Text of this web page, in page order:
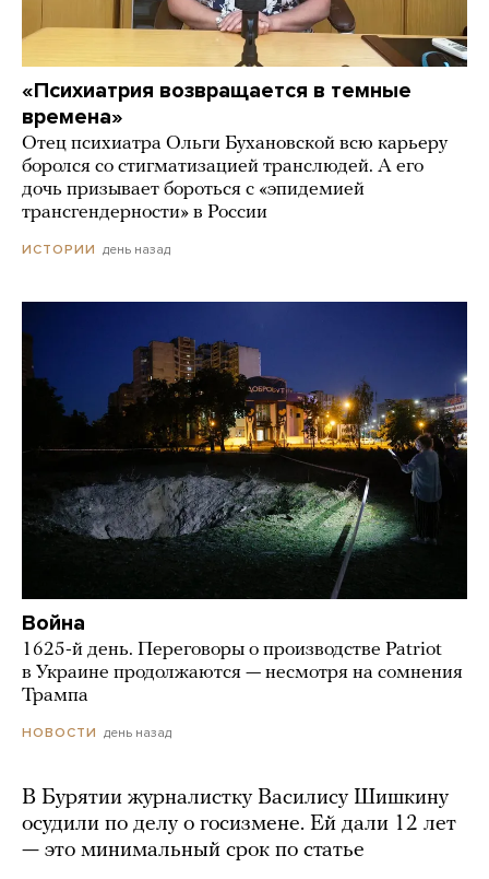
«Психиатрия возвращается в темные
времена»
Отец психиатра Ольги Бухановской всю карьеру
боролся со стигматизацией транслюдей. А его
дочь призывает бороться с «эпидемией
трансгендерности» в России
ИСТОРИИ день назад
Война
1625-й день. Переговоры о производстве Patriot
в Украине продолжаются — несмотря на сомнения
Трампа
НОВОСТИ день назад
В Бурятии журналистку Василису Шишкину
осудили по делу о госизмене. Ей дали 12 лет
— это минимальный срок по статье